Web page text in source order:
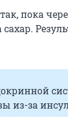
пока
из-за